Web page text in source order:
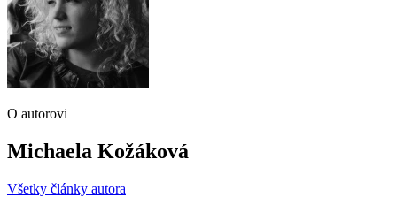
O autorovi
Michaela Kožáková
Všetky články autora